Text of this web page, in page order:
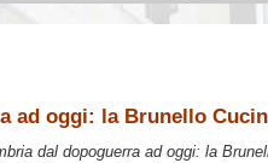
ad oggi: la Brunello
dal dopoguerra ad oggi: la